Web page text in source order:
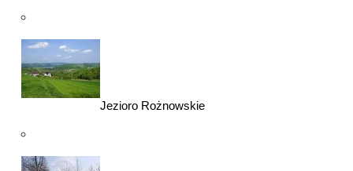
Jezioro Rożnowskie